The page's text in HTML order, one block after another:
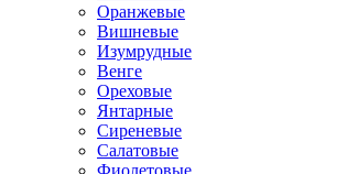
Оранжевые
Вишневые
Изумрудные
Венге
Ореховые
Янтарные
Сиреневые
Салатовые
Фиолетовые